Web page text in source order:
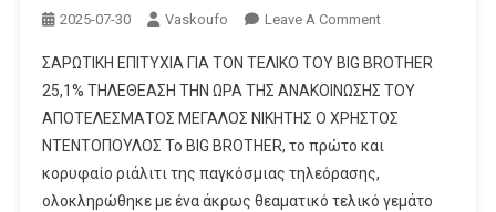
2025-07-30 Vaskoufo Leave A CommentOn
Νικητής
Του
Επάθλου
Αξίας
Ευρώ
ΣΑΡΩΤΙΚΗ ΕΠΙΤΥΧΙΑ ΓΙΑ ΤΟN ΤΕΛΙΚΟ ΤΟΥ BIG BROTHER
25,1% ΤΗΛΕΘΕΑΣΗ ΤΗΝ ΩΡΑ ΤΗΣ ΑΝΑΚΟΙΝΩΣΗΣ ΤΟΥ
ΑΠΟΤΕΛΕΣΜΑΤΟΣ ΜΕΓΑΛΟΣ ΝΙΚΗΤΗΣ Ο ΧΡΗΣΤΟΣ
ΝΤΕΝΤΟΠΟΥΛΟΣ Το BIG BROTHER, το πρώτο και
κορυφαίο ριάλιτι της παγκόσμιας τηλεόρασης,
ολοκληρώθηκε με ένα άκρως θεαματικό τελικό γεμάτο